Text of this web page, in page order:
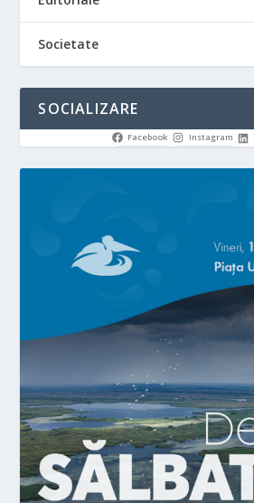
Societate
SOCIALIZARE
Facebook Instagram